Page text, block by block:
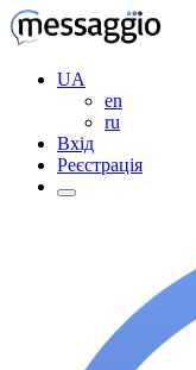
UA
en
ru
Вхід
Реєстрація